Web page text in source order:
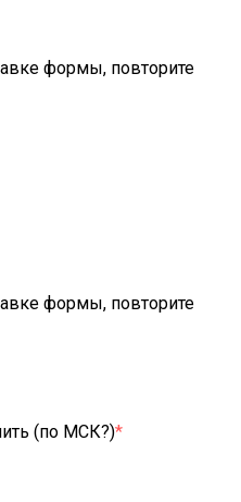
формы, повторите
формы, повторите
(по МСК?)*